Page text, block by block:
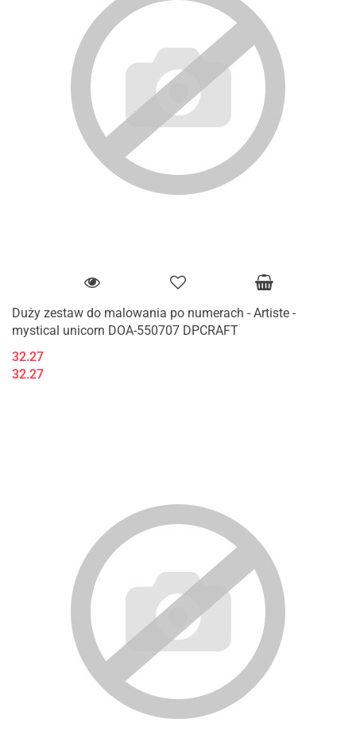
Duży zestaw do malowania po numerach - Artiste -
mystical unicorn DOA-550707 DPCRAFT
32.27
32.27